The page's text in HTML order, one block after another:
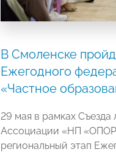
В Смоленске
Ежегодного
«Частное
29 мая в рамках
Ассоциации «НП
региональный этап